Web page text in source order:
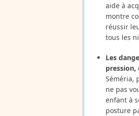
aide à
montre
réussir
tous les
Les
Séméria,
ne pas
enfant à
posture